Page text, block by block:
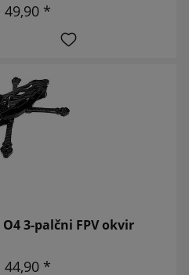
49,90 *
3-palčni FPV okvir
44,90 *